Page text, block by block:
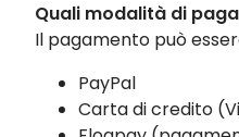
Quali modalità di
Il pagamento può
PayPal
Carta di credito